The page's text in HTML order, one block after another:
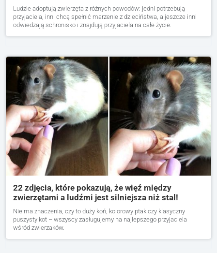
Ludzie adoptują zwierzęta z różnych powodów: jedni potrzebują
przyjaciela, inni chcą spełnić marzenie z dzieciństwa, a jeszcze inni
odwiedzają schronisko i znajdują przyjaciela na całe życie.
22 zdjęcia, które pokazują, że więź między
zwierzętami a ludźmi jest silniejsza niż stal!
Nie ma znaczenia, czy to duży koń, kolorowy ptak czy klasyczny
puszysty kot – wszyscy zasługujemy na najlepszego przyjaciela
wśród zwierzaków.